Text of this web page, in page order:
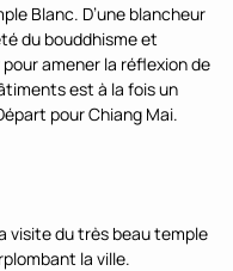
Blanc. D’une blancheur
du bouddhisme et
amener la réflexion de
est à la fois un
pour Chiang Mai.
visite du très beau temple
la ville.